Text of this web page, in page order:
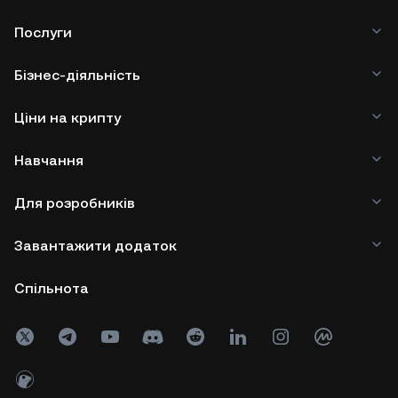
Послуги
Бізнес-діяльність
Ціни на крипту
Навчання
Для розробників
Завантажити додаток
Спільнота